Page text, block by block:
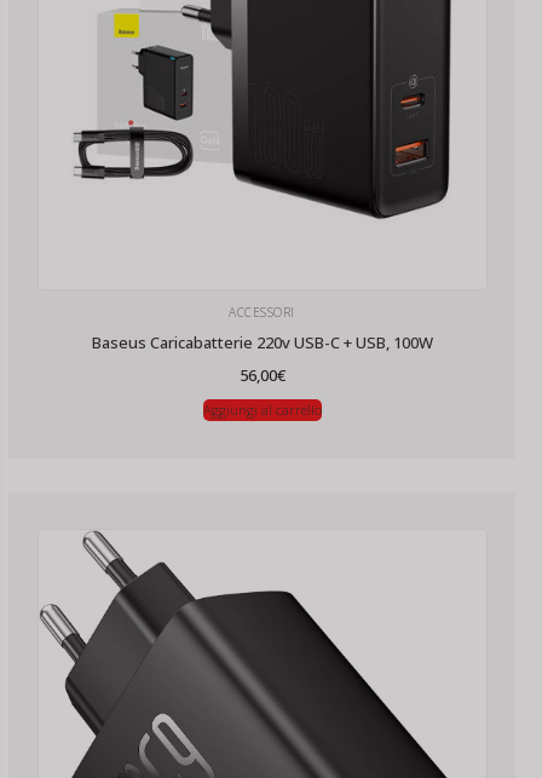
ACCESSORI
Baseus Caricabatterie 220v USB-C + USB, 100W
56,00€
Aggiungi al carrello